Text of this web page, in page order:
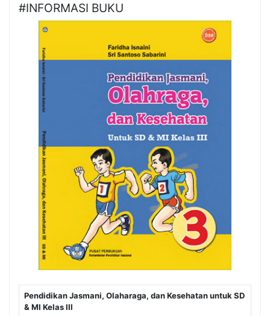
#INFORMASI BUKU
Pendidikan Jasmani, Olaharaga, dan Kesehatan untuk SD
& MI Kelas III